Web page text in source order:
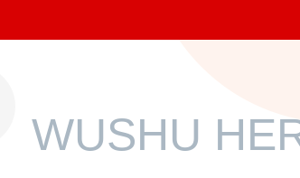
WUSHU